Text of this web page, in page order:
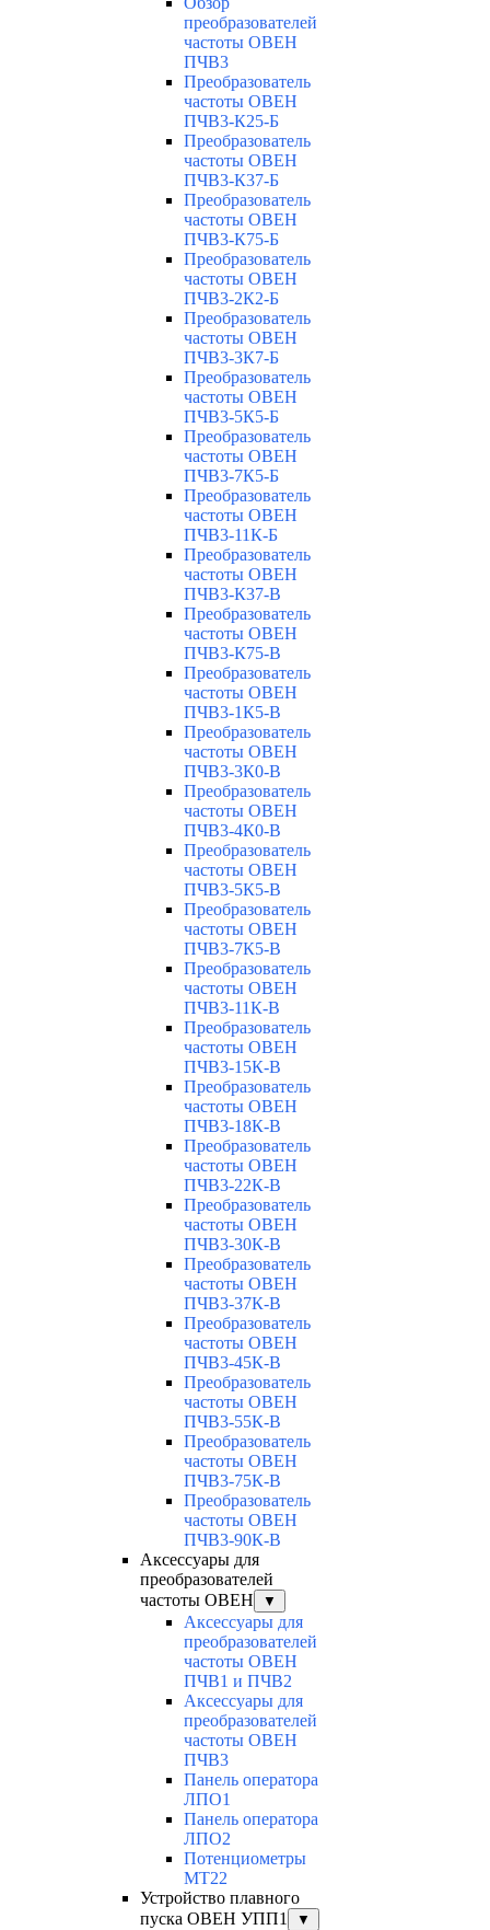
преобразователей
частоты ОВЕН
ПЧВ3
Преобразователь
частоты ОВЕН
ПЧВ3-К25-Б
Преобразователь
частоты ОВЕН
ПЧВ3-К37-Б
Преобразователь
частоты ОВЕН
ПЧВ3-К75-Б
Преобразователь
частоты ОВЕН
ПЧВ3-2К2-Б
Преобразователь
частоты ОВЕН
ПЧВ3-3К7-Б
Преобразователь
частоты ОВЕН
ПЧВ3-5К5-Б
Преобразователь
частоты ОВЕН
ПЧВ3-7К5-Б
Преобразователь
частоты ОВЕН
ПЧВ3-11К-Б
Преобразователь
частоты ОВЕН
ПЧВ3-К37-В
Преобразователь
частоты ОВЕН
ПЧВ3-К75-В
Преобразователь
частоты ОВЕН
ПЧВ3-1К5-В
Преобразователь
частоты ОВЕН
ПЧВ3-3К0-В
Преобразователь
частоты ОВЕН
ПЧВ3-4К0-В
Преобразователь
частоты ОВЕН
ПЧВ3-5К5-В
Преобразователь
частоты ОВЕН
ПЧВ3-7К5-В
Преобразователь
частоты ОВЕН
ПЧВ3-11К-В
Преобразователь
частоты ОВЕН
ПЧВ3-15К-В
Преобразователь
частоты ОВЕН
ПЧВ3-18К-В
Преобразователь
частоты ОВЕН
ПЧВ3-22К-В
Преобразователь
частоты ОВЕН
ПЧВ3-30К-В
Преобразователь
частоты ОВЕН
ПЧВ3-37К-В
Преобразователь
частоты ОВЕН
ПЧВ3-45К-В
Преобразователь
частоты ОВЕН
ПЧВ3-55К-В
Преобразователь
частоты ОВЕН
ПЧВ3-75К-В
Преобразователь
частоты ОВЕН
ПЧВ3-90К-В
Аксессуары для
преобразователей
частоты ОВЕН
▼
Аксессуары для
преобразователей
частоты ОВЕН
ПЧВ1 и ПЧВ2
Аксессуары для
преобразователей
частоты ОВЕН
ПЧВ3
Панель оператора
ЛПО1
Панель оператора
ЛПО2
Потенциометры
MT22
Устройство плавного
пуска ОВЕН УПП1
▼